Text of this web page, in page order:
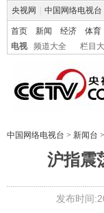
央视网 中国网络电视台
首页 新闻 经济 体育
电视
频道大全 栏目
中国网络电视台 > 新闻台 >
沪指震
发布时间